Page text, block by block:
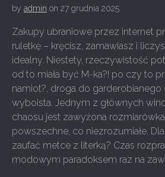
by admin on 27 grudnia 2025
Zakupy ubraniowe przez internet
ruletkę – kręcisz, zamawiasz i
idealny. Niestety, rzeczywistość
od to miała być M-ka?! po czy to
namiot?, droga do
wyboista. Jednym z głównych
chaosu jest zawyżona
powszechne, co niezrozumiałe.
zaufać metce z literką? Czas
modowym paradoksem raz na